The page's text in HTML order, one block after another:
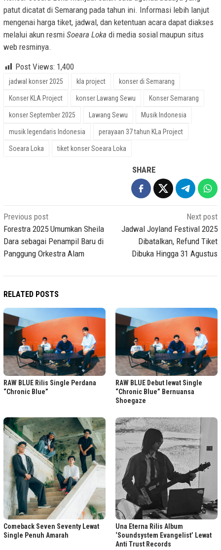
patut dicatat di Semarang pada tahun ini. Informasi lebih lanjut
mengenai harga tiket, jadwal, dan ketentuan acara dapat diakses
melalui akun resmi Soeara Loka di media sosial maupun situs
web resminya.
Post Views: 1,400
jadwal konser 2025 kla project konser di Semarang
Konser KLA Project konser Lawang Sewu Konser Semarang
konser September 2025 Lawang Sewu Musik Indonesia
musik legendaris Indonesia perayaan 37 tahun KLa Project
Soeara Loka tiket konser Soeara Loka
SHARE
Post
navigation
Previous post
Forestra 2025 Umumkan Sheila
Dara sebagai Penampil Baru di
Panggung Orkestra Alam
Next post
Jadwal Joyland Festival 2025
Dibatalkan, Refund Tiket
Dibuka Hingga 31 Agustus
RELATED POSTS
RAW BLUE Rilis Single Perdana
“Chronic Blue”
RAW BLUE Debut lewat Single
“Chronic Blue” Bernuansa
Shoegaze
Comeback Seven Seventy Lewat
Single Penuh Amarah
Una Eterna Rilis Album
‘Soundsystem Evangelist’ Lewat
Anti Trust Records